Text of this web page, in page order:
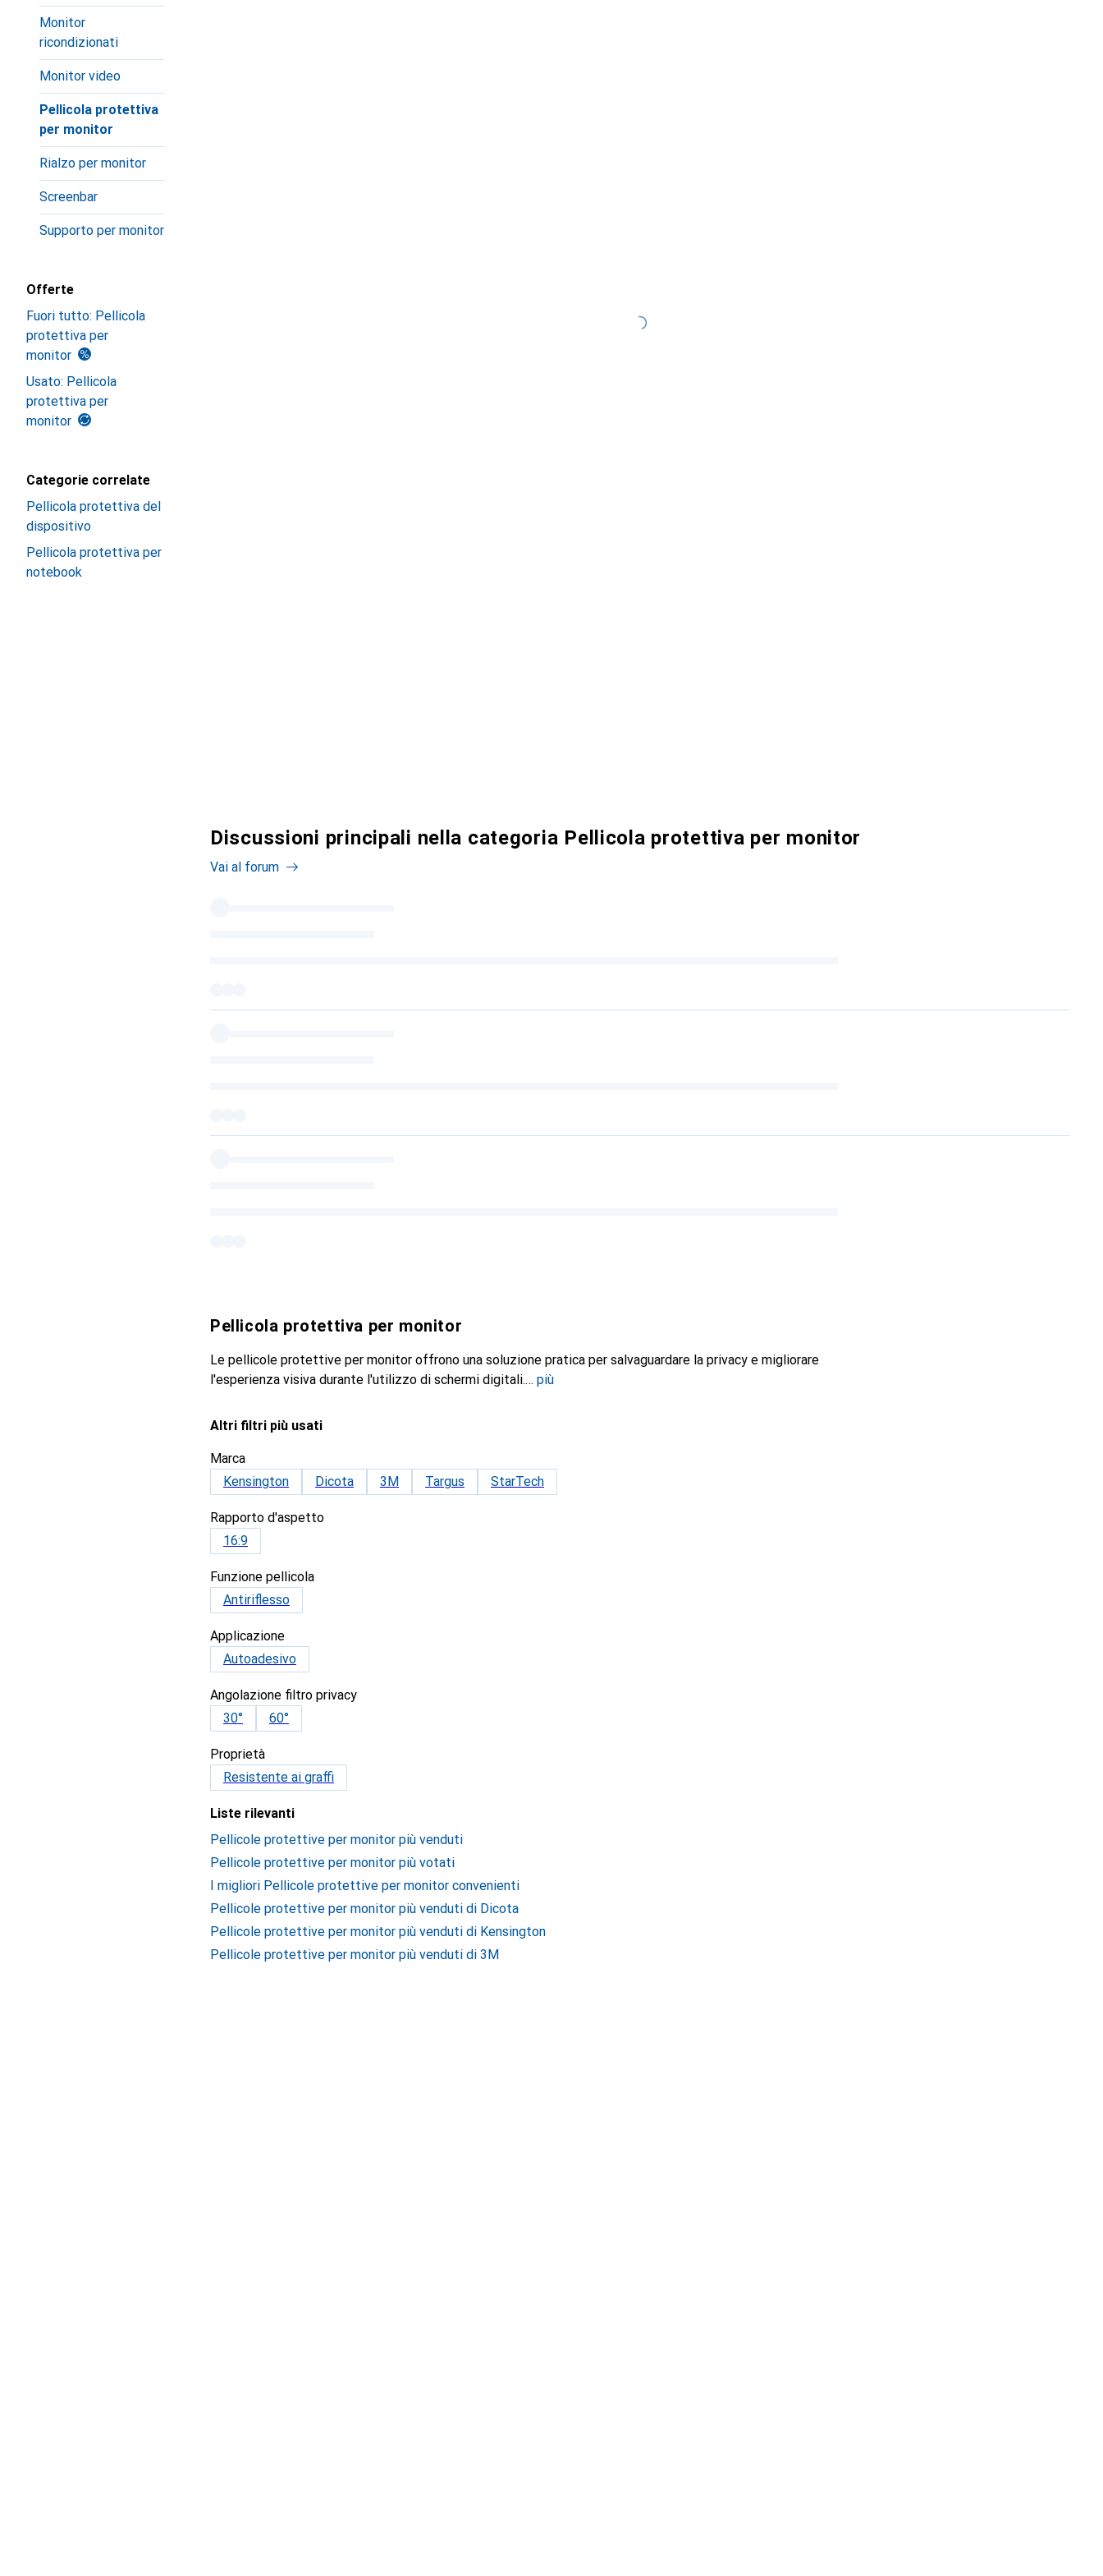
Monitor
ricondizionati
Monitor video
Pellicola protettiva
per monitor
Rialzo per monitor
Screenbar
Supporto per monitor
Offerte
Fuori tutto: Pellicola
protettiva per
monitor
Usato: Pellicola
protettiva per
monitor
Categorie correlate
Pellicola protettiva del
dispositivo
Pellicola protettiva per
notebook
Discussioni principali nella categoria Pellicola protettiva per monitor
Vai al forum
Pellicola protettiva per monitor
Le pellicole protettive per monitor offrono una soluzione pratica per salvaguardare la privacy e migliorare
l'esperienza visiva durante l'utilizzo di schermi digitali.
più
Altri filtri più usati
Marca
Kensington
Dicota 3M Targus StarTech
Rapporto d'aspetto
16:9
Funzione pellicola
Antiriflesso
Applicazione
Autoadesivo
Angolazione filtro privacy
30°
60°
Proprietà
Resistente ai graffi
Liste rilevanti
Pellicole protettive per monitor più venduti
Pellicole protettive per monitor più votati
I migliori Pellicole protettive per monitor convenienti
Pellicole protettive per monitor più venduti di Dicota
Pellicole protettive per monitor più venduti di Kensington
Pellicole protettive per monitor più venduti di 3M